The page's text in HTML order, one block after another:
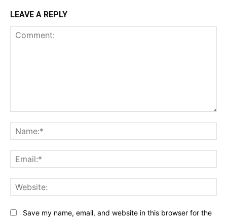
LEAVE A REPLY
Save my name, email, and website in this browser for the